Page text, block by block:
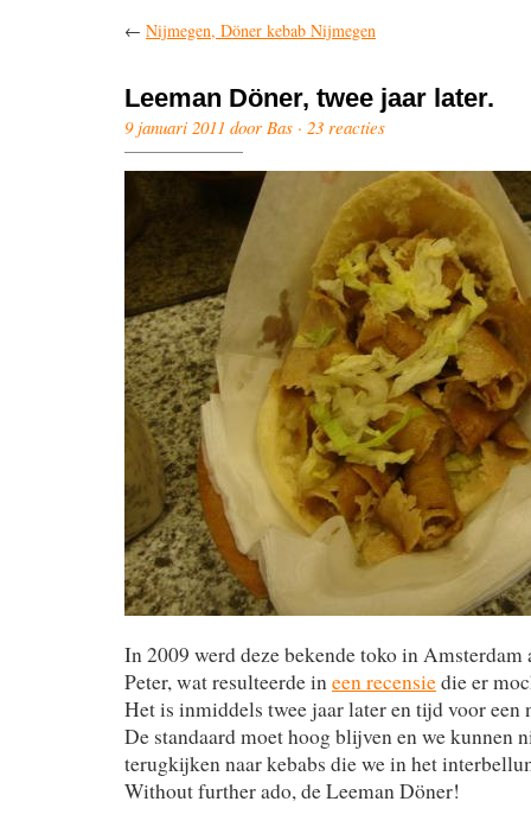
← Nijmegen, Döner kebab Nijmegen
Leeman Döner, twee jaar later.
9 januari 2011 door Bas · 23 reacties
In 2009 werd deze bekende toko in Amsterdam
Peter, wat resulteerde ineen recensiedie er
Het is inmiddels twee jaar later en tijd voor
De standaard moet hoog blijven en we kunnen
terugkijken naar kebabs die we in het
Without further ado, de Leeman Döner!